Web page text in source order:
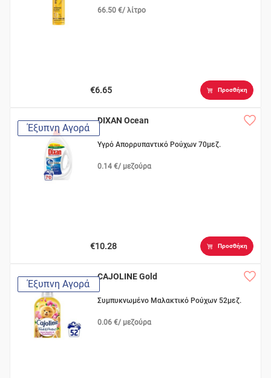
66.50 €/ λίτρο
€6.65 Προσθήκη
Έξυπνη Αγορά
DIXAN Ocean
Υγρό Απορρυπαντικό Ρούχων 70μεζ.
0.14 €/ μεζούρα
€10.28 Προσθήκη
Έξυπνη Αγορά
CAJOLINE Gold
Συμπυκνωμένο Μαλακτικό Ρούχων 52μεζ.
0.06 €/ μεζούρα